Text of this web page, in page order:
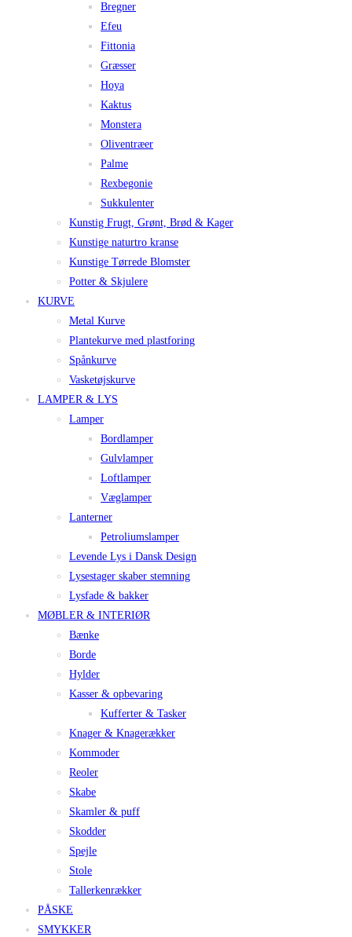
Bregner
Efeu
Fittonia
Græsser
Hoya
Kaktus
Monstera
Oliventræer
Palme
Rexbegonie
Sukkulenter
Kunstig Frugt, Grønt, Brød & Kager
Kunstige naturtro kranse
Kunstige Tørrede Blomster
Potter & Skjulere
KURVE
Metal Kurve
Plantekurve med plastforing
Spånkurve
Vasketøjskurve
LAMPER & LYS
Lamper
Bordlamper
Gulvlamper
Loftlamper
Væglamper
Lanterner
Petroliumslamper
Levende Lys i Dansk Design
Lysestager skaber stemning
Lysfade & bakker
MØBLER & INTERIØR
Bænke
Borde
Hylder
Kasser & opbevaring
Kufferter & Tasker
Knager & Knagerækker
Kommoder
Reoler
Skabe
Skamler & puff
Skodder
Spejle
Stole
Tallerkenrækker
PÅSKE
SMYKKER